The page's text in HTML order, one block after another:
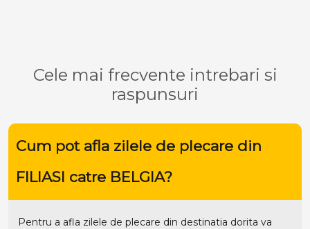
Cele mai frecvente intrebari si
raspunsuri
Cum pot afla zilele de plecare din
FILIASI catre BELGIA?
Pentru a afla zilele de plecare din destinatia dorita va